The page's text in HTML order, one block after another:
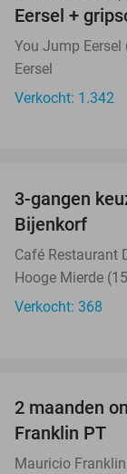
Eersel +
You Jump
Eersel
Verkocht: 1.342
3-gangen
Bijenkorf
Café Restaurant
Hooge Mierde
Verkocht: 368
2 maanden
Franklin PT
Mauricio